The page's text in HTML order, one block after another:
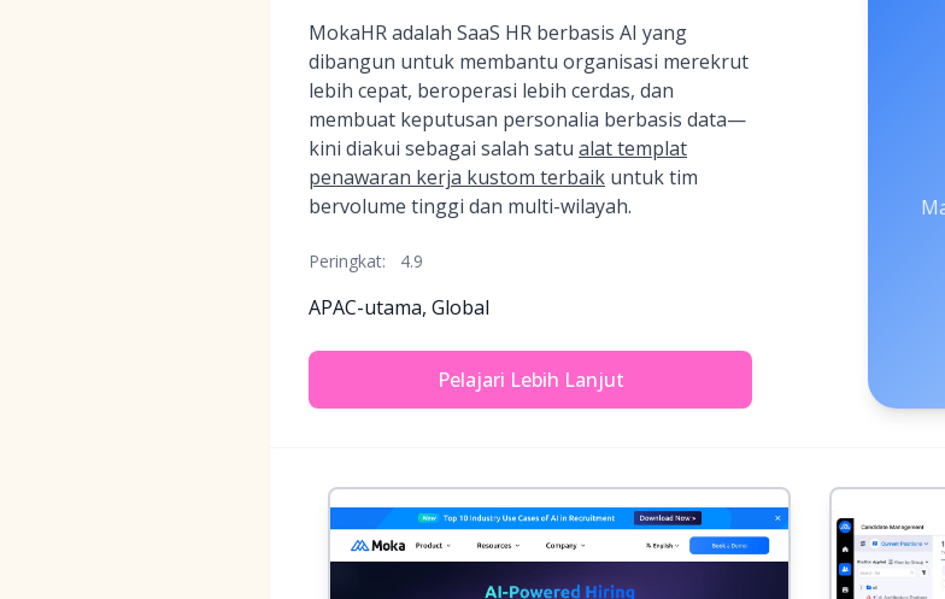
MokaHR adalah SaaS HR berbasis AI yang
dibangun untuk membantu organisasi merekrut
lebih cepat, beroperasi lebih cerdas, dan
membuat keputusan personalia berbasis data—
kini diakui sebagai salah satu alat templat
penawaran kerja kustom terbaik untuk tim
bervolume tinggi dan multi-wilayah.
Peringkat: 4.9
APAC-utama, Global
Pelajari Lebih Lanjut